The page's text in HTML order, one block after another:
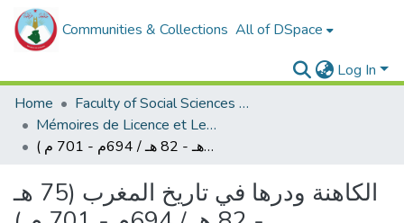
Communities & Collections All of DSpace
Log In
Home
Faculty of Social Sciences and Humanities
Mémoires de Licence et Les rapports de stage
الكاهنة ودرها في تاريخ المغرب (75 هـ - 82 هـ / 694م - 701 م )
الكاهنة ودرها في تاريخ المغرب (75 هـ